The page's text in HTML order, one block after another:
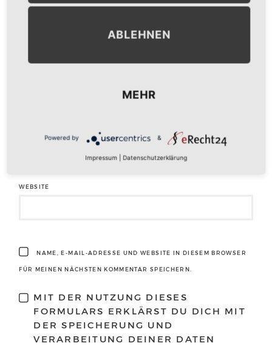
E-MAIL-ADRESSE
WEBSITE
NAME, E-MAIL-ADRESSE UND WEBSITE IN DIESEM BROWSER
FÜR MEINEN NÄCHSTEN KOMMENTAR SPEICHERN.
MIT DER NUTZUNG DIESES
FORMULARS ERKLÄRST DU DICH MIT
DER SPEICHERUNG UND
VERARBEITUNG DEINER DATEN
ABLEHNEN
MEHR
Powered by &
Impressum Datenschutzerklärung